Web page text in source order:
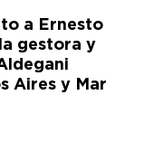
a Ernesto
gestora y
Aires y Mar